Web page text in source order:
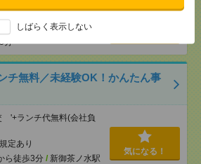
しばらく表示しない
当社規定あり）
分
チ無料／未経験OK！かんたん事
'+ランチ代無料(会社負
定あり
ら徒歩3分 / 新御茶ノ水駅
気になる！